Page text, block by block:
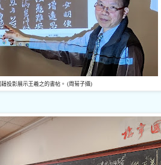
藉投影展示王羲之的書帖。 (周菊子攝)